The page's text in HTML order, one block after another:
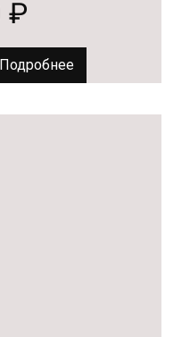
₽
Подробнее